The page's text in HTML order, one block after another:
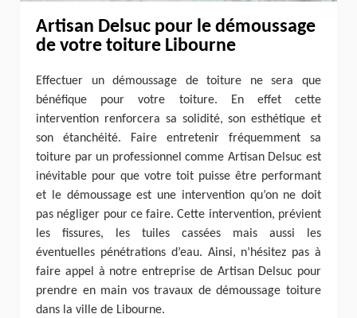
Artisan Delsuc pour le démoussage
de votre toiture Libourne
Effectuer un démoussage de toiture ne sera que
bénéfique pour votre toiture. En effet cette
intervention renforcera sa solidité, son esthétique et
son étanchéité. Faire entretenir fréquemment sa
toiture par un professionnel comme Artisan Delsuc est
inévitable pour que votre toit puisse être performant
et le démoussage est une intervention qu’on ne doit
pas négliger pour ce faire. Cette intervention, prévient
les fissures, les tuiles cassées mais aussi les
éventuelles pénétrations d’eau. Ainsi, n’hésitez pas à
faire appel à notre entreprise de Artisan Delsuc pour
prendre en main vos travaux de démoussage toiture
dans la ville de Libourne.